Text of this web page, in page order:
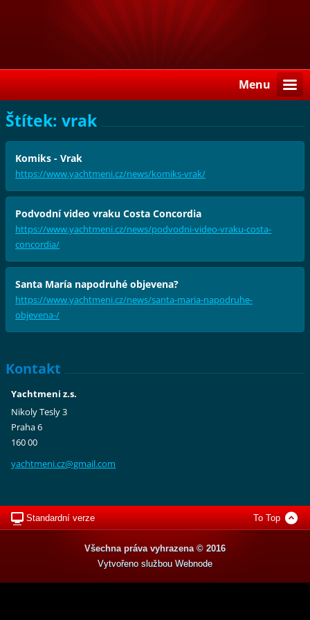
Menu
Štítek: vrak
Komiks - Vrak
https://www.yachtmeni.cz/news/komiks-vrak/
Podvodní video vraku Costa Concordia
https://www.yachtmeni.cz/news/podvodni-video-vraku-costa-
concordia/
Santa María napodruhé objevena?
https://www.yachtmeni.cz/news/santa-maria-napodruhe-
objevena-/
Kontakt
Yachtmeni z.s.
Nikoly Tesly 3
Praha 6
160 00
yachtmeni.cz@gmail.com
Standardní verze To Top
Všechna práva vyhrazena © 2016
Vytvořeno službou Webnode